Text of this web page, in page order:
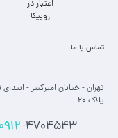
تماس با ما
تهران - خیابان امیرکبیر -
پلاک 20
0912-4704543